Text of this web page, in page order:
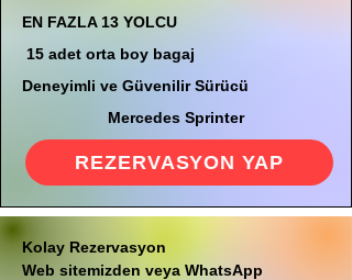
EN FAZLA 13 YOLCU
15 adet orta boy bagaj
Deneyimli ve Güvenilir Sürücü
Mercedes Sprinter
REZERVASYON YAP
Kolay Rezervasyon
Web sitemizden veya WhatsApp